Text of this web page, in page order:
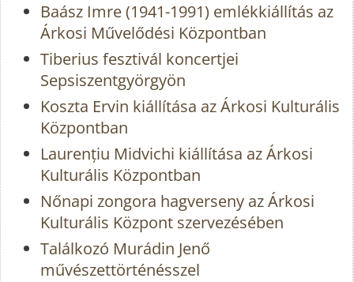
Baász Imre (1941-1991) emlékkiállítás az
Árkosi Művelődési Központban
Tiberius fesztivál koncertjei
Sepsiszentgyörgyön
Koszta Ervin kiállítása az Árkosi Kulturális
Központban
Laurențiu Midvichi kiállítása az Árkosi
Kulturális Központban
Nőnapi zongora hagverseny az Árkosi
Kulturális Központ szervezésében
Találkozó Murádin Jenő
művészettörténésszel